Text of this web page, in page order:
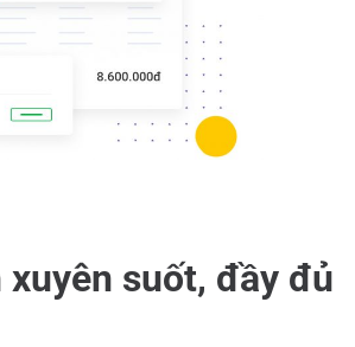
xuyên suốt, đầy đủ